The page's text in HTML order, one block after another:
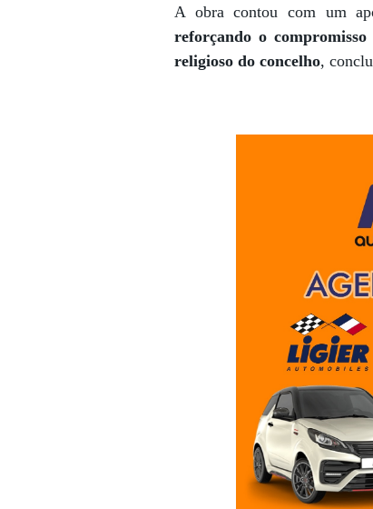
A obra contou com um
reforçando o
religioso do concelho,